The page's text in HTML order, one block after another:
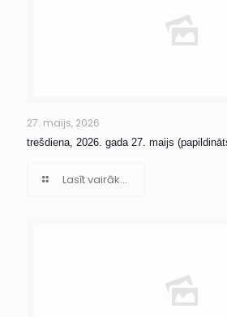
27. maijs, 2026
trešdiena, 2026. gada 27. maijs
Lasīt vairāk...